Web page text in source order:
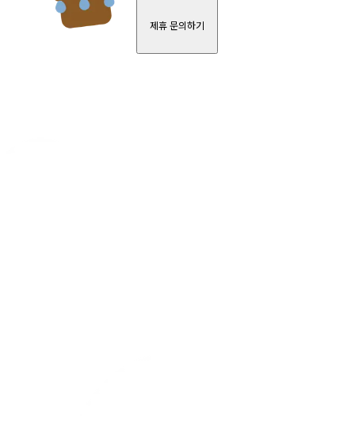
제휴 문의하기